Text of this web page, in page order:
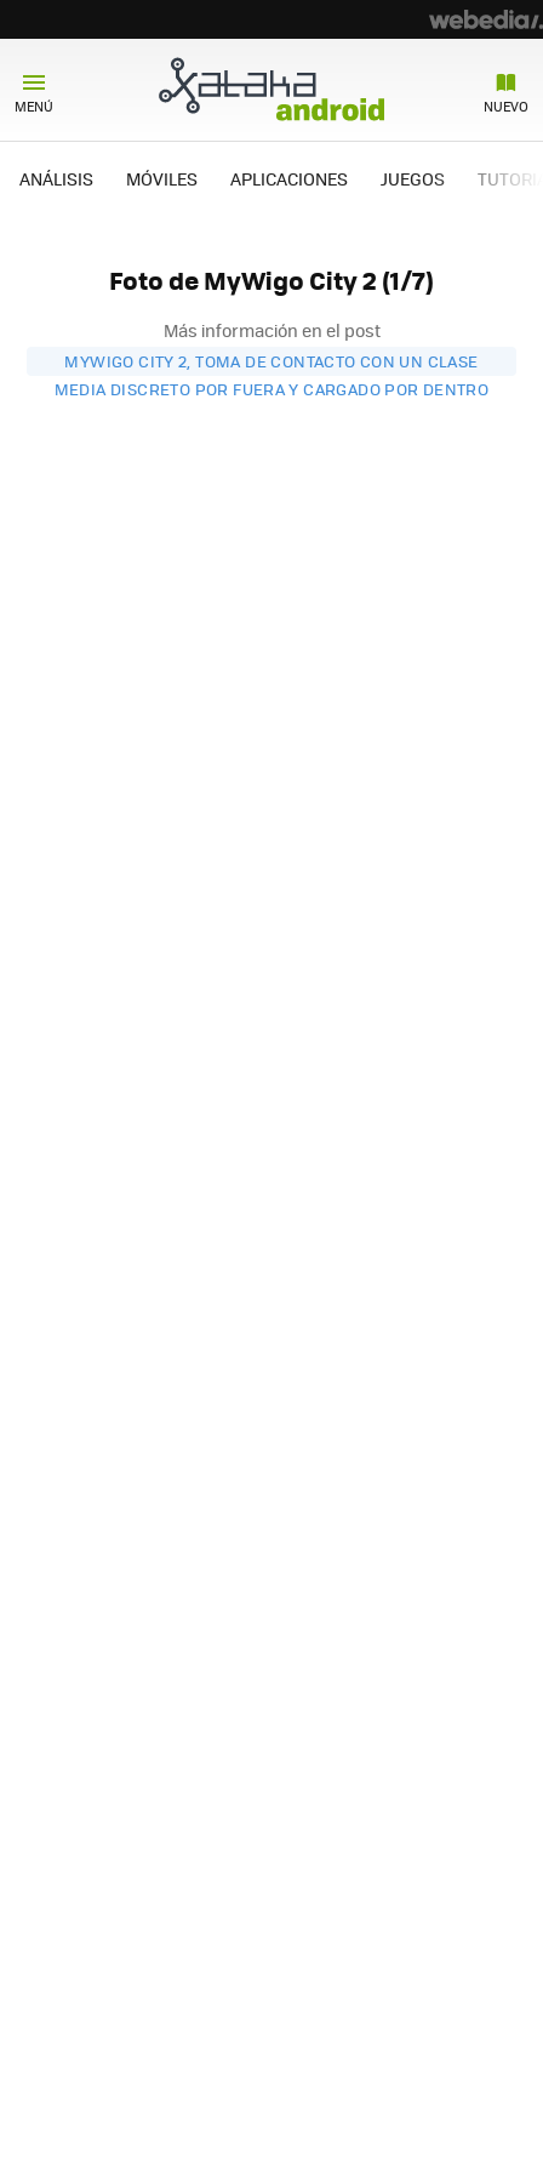
MENÚ NUEVO
ANÁLISIS MÓVILES APLICACIONES JUEGOS
Foto de MyWigo City 2 (1/7)
Más información en el post
MYWIGO CITY 2, TOMA DE CONTACTO CON UN CLASE
MEDIA DISCRETO POR FUERA Y CARGADO POR DENTRO